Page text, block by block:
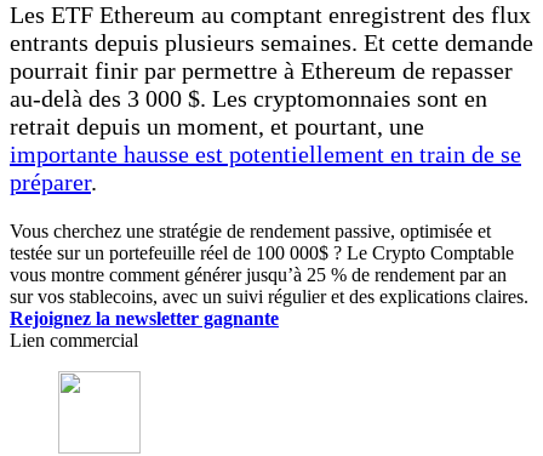
Les ETF Ethereum au comptant enregistrent des flux
entrants depuis plusieurs semaines. Et cette demande
pourrait finir par permettre à Ethereum de repasser
au-delà des 3 000 $. Les cryptomonnaies sont en
retrait depuis un moment, et pourtant, une
importante hausse est potentiellement en train de se
préparer.
Vous cherchez une stratégie de rendement passive, optimisée et
testée sur un portefeuille réel de 100 000$ ? Le Crypto Comptable
vous montre comment générer jusqu’à 25 % de rendement par an
sur vos stablecoins, avec un suivi régulier et des explications claires.
Rejoignez la newsletter gagnante
Lien commercial